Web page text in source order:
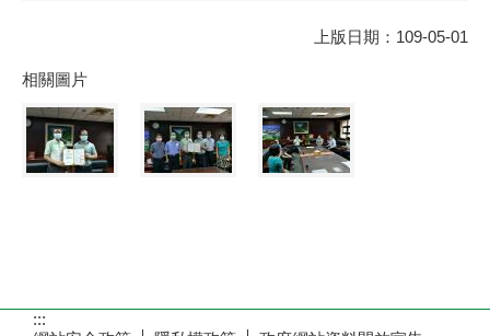
上版日期：109-05-01
相關圖片
:::